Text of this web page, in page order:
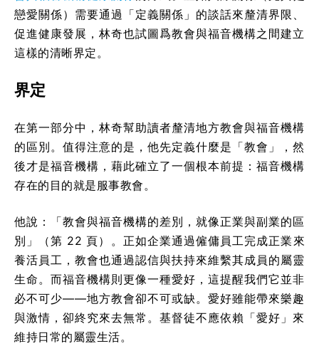
戀愛關係）需要通過「定義關係」的談話來釐清界限、
促進健康發展，林奇也試圖爲教會與福音機構之間建立
這樣的清晰界定。
界定
在第一部分中，林奇幫助讀者釐清地方教會與福音機構
的區別。值得注意的是，他先定義什麼是「教會」，然
後才是福音機構，藉此確立了一個根本前提：福音機構
存在的目的就是服事教會。
他說：「教會與福音機構的差別，就像正業與副業的區
別」（第 22 頁）。正如企業通過僱傭員工完成正業來
養活員工，教會也通過認信與扶持來維繫其成員的屬靈
生命。而福音機構則更像一種愛好，這提醒我們它並非
必不可少——地方教會卻不可或缺。愛好雖能帶來樂趣
與激情，卻終究來去無常。基督徒不應依賴「愛好」來
維持日常的屬靈生活。